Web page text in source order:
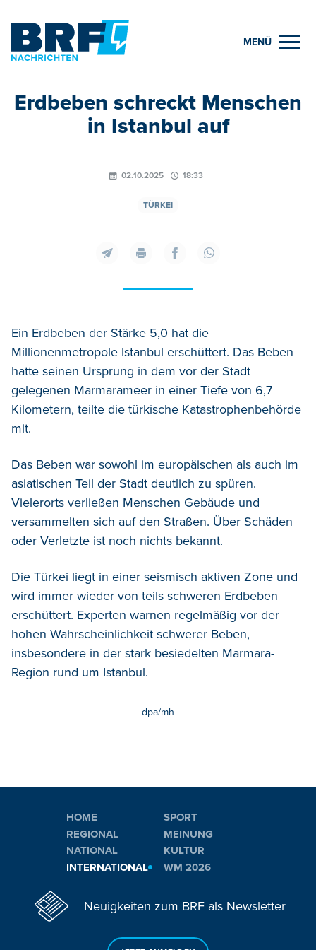
MENÜ
Erdbeben schreckt Menschen
in Istanbul auf
02.10.2025 18:33
TÜRKEI
Ein Erdbeben der Stärke 5,0 hat die
Millionenmetropole Istanbul erschüttert. Das Beben
hatte seinen Ursprung in dem vor der Stadt
gelegenen Marmarameer in einer Tiefe von 6,7
Kilometern, teilte die türkische Katastrophenbehörde
mit.
Das Beben war sowohl im europäischen als auch im
asiatischen Teil der Stadt deutlich zu spüren.
Vielerorts verließen Menschen Gebäude und
versammelten sich auf den Straßen. Über Schäden
oder Verletzte ist noch nichts bekannt.
Die Türkei liegt in einer seismisch aktiven Zone und
wird immer wieder von teils schweren Erdbeben
erschüttert. Experten warnen regelmäßig vor der
hohen Wahrscheinlichkeit schwerer Beben,
insbesondere in der stark besiedelten Marmara-
Region rund um Istanbul.
dpa/mh
HOME
REGIONAL
NATIONAL
INTERNATIONAL
SPORT
MEINUNG
KULTUR
WM 2026
Neuigkeiten zum BRF als Newsletter